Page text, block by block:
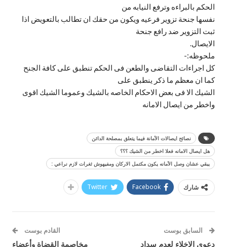
الحكم بالبراءه وترفع النيابه من
نفسها جنحة تزوير فرعيه ويكون من حقك ان تطالب بالتعويض اذا
ثبت التزوير ضد رافع جنحة
الايصال.
ملحوظه:-
كل اجراءات التقاضى والطعن فى الحكم تنطبق على كافة الجنح
كما ان معظم ما ذكر ينطبق على
الشيك الا فى بعض الاحكام الخاصه بالشيك وعموما الشيك اقوى
واخطر من ايصال الامانه
نصائح ايصالات الأمانة فيما يتعلق بمصلحة الدائن
هل ايصال الامانه فعلا اخطر من الشيك ؟؟؟
يبقي عشان وصل الأمانه يكون مكتمل الاركان ومفيهوش ثغرات لازم نراعي :
شارك Facebook
Twitter
السابق بوست
دعوى الإخلاء لعدم سداد
القادم بوست
مخاصمة القضاة وأعضاء